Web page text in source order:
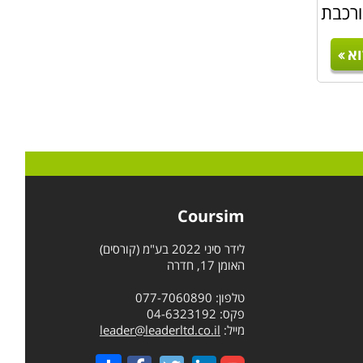
כאן.
על
–
הם
Coursim
לידר סיני 2022 בע"מ (קורסים)
האומן 17, חדרה
טלפון: 077-7060890
פקס: 04-6323192
מייל: leader@leaderltd.co.il